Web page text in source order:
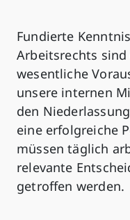
Fundierte
Arbeitsrechts sind
wesentliche
unsere internen
den
eine erfolgreiche
müssen täglich
relevante
getroffen werden.